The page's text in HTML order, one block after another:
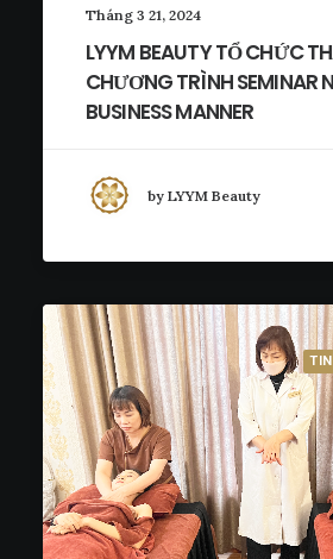
Tháng 3 21, 2024
LYYM BEAUTY TỔ CHỨC
CHƯƠNG TRÌNH SEMINAR
BUSINESS MANNER
by LYYM Beauty